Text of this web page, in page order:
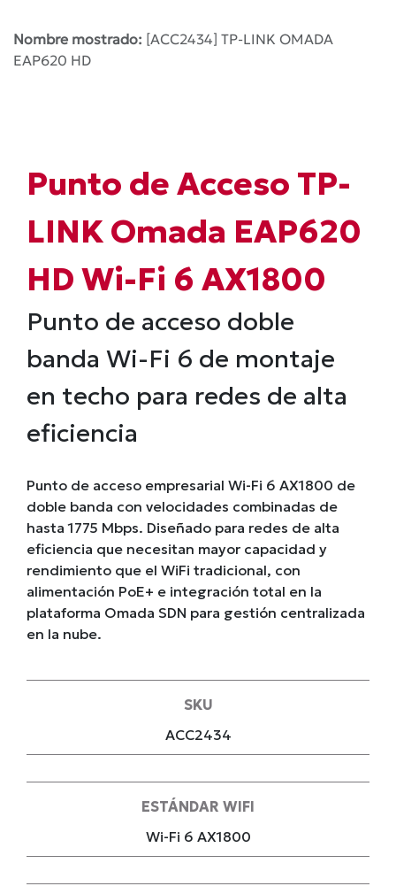
Nombre mostrado: [ACC2434] TP-LINK OMADA
EAP620 HD
Punto de Acceso TP-
LINK Omada EAP620
HD Wi-Fi 6 AX1800
Punto de acceso doble
banda Wi-Fi 6 de montaje
en techo para redes de alta
eficiencia
Punto de acceso empresarial Wi-Fi 6 AX1800 de
doble banda con velocidades combinadas de
hasta 1775 Mbps. Diseñado para redes de alta
eficiencia que necesitan mayor capacidad y
rendimiento que el WiFi tradicional, con
alimentación PoE+ e integración total en la
plataforma Omada SDN para gestión centralizada
en la nube.
SKU
ACC2434
ESTÁNDAR WIFI
Wi-Fi 6 AX1800